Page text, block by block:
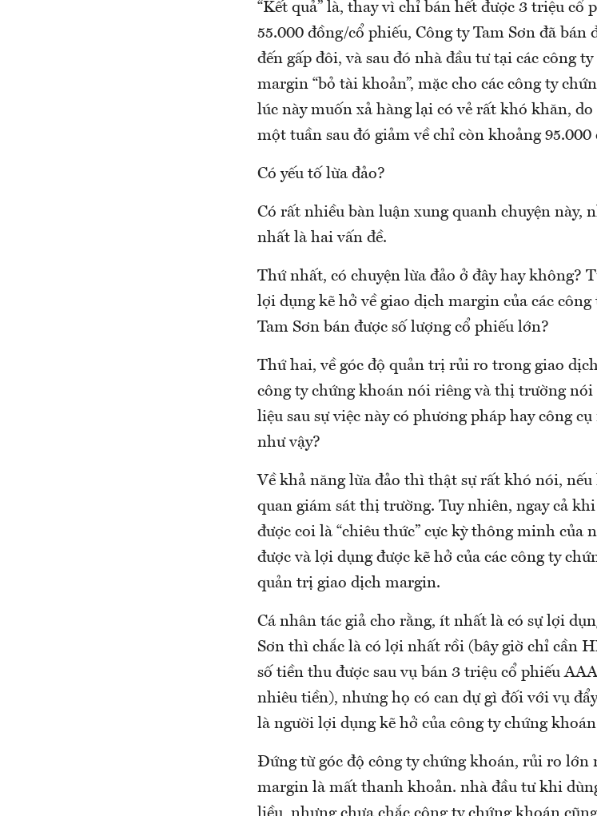
“Kết quả” là, thay vì chỉ bán hết được 3 triệu cổ
55.000 đồng/cổ phiếu, Công ty Tam Sơn đã bán
đến gấp đôi, và sau đó nhà đầu tư tại các công
margin “bỏ tài khoản”, mặc cho các công ty
lúc này muốn xả hàng lại có vẻ rất khó khăn,
một tuần sau đó giảm về chỉ còn khoảng
Có yếu tố lừa đảo?
Có rất nhiều bàn luận xung quanh chuyện này,
nhất là hai vấn đề.
Thứ nhất, có chuyện lừa đảo ở đây hay không?
lợi dụng kẽ hở về giao dịch margin của các
Tam Sơn bán được số lượng cổ phiếu lớn?
Thứ hai, về góc độ quản trị rủi ro trong giao
công ty chứng khoán nói riêng và thị trường
liệu sau sự việc này có phương pháp hay công
như vậy?
Về khả năng lừa đảo thì thật sự rất khó nói, nếu
quan giám sát thị trường. Tuy nhiên, ngay cả
được coi là “chiêu thức” cực kỳ thông minh của
được và lợi dụng được kẽ hở của các công ty
quản trị giao dịch margin.
Cá nhân tác giả cho rằng, ít nhất là có sự lợi
Sơn thì chắc là có lợi nhất rồi (bây giờ chỉ cần
số tiền thu được sau vụ bán 3 triệu cổ phiếu
nhiêu tiền), nhưng họ có can dự gì đối với vụ
là người lợi dụng kẽ hở của công ty chứng
Đứng từ góc độ công ty chứng khoán, rủi ro lớn
margin là mất thanh khoản. nhà đầu tư khi